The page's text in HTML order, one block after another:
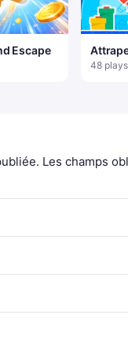
Escape
neige
48 plays
Les champs